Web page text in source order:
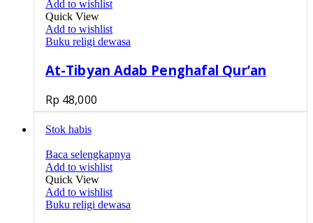
Add to wishlist
Quick View
Add to wishlist
Buku religi dewasa
At-Tibyan Adab Penghafal Qur’an
Rp 48,000
Stok habis
Baca selengkapnya
Add to wishlist
Quick View
Add to wishlist
Buku religi dewasa